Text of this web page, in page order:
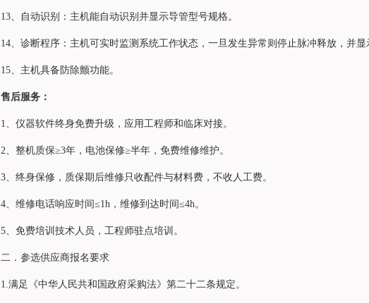
13、自动识别：主机能自动识别并显示导管型号规格。
14、诊断程序：主机可实时监测系统工作状态，一旦发生异常则停止脉冲释放，并显
15、主机具备防除颤功能。
售后服务：
1、仪器软件终身免费升级，应用工程师和临床对接。
2、整机质保≥3年，电池保修≥半年，免费维修维护。
3、终身保修，质保期后维修只收配件与材料费，不收人工费。
4、维修电话响应时间≤1h，维修到达时间≤4h。
5、免费培训技术人员，工程师驻点培训。
二．参选供应商报名要求
1.满足《中华人民共和国政府采购法》第二十二条规定。